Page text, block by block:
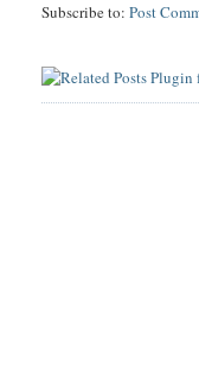
Subscribe to:Post